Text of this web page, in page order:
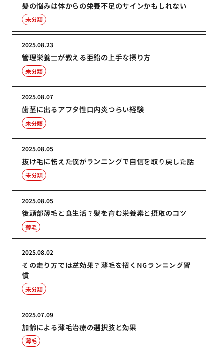
髪の悩みは体からの栄養不足のサインかもしれない
未分類
管理栄養士が教える亜鉛の上手な摂り方
2025.08.23
未分類
歯茎に出るアフタ性口内炎つらい経験
2025.08.07
未分類
抜け毛に怯えた僕がランニングで自信を取り戻した話
2025.08.05
未分類
後頭部薄毛と食生活？髪を育む栄養素と摂取のコツ
2025.08.05
薄毛
その走り方では逆効果？薄毛を招くNGランニング習
慣
2025.08.02
未分類
加齢による薄毛治療の選択肢と効果
2025.07.09
薄毛